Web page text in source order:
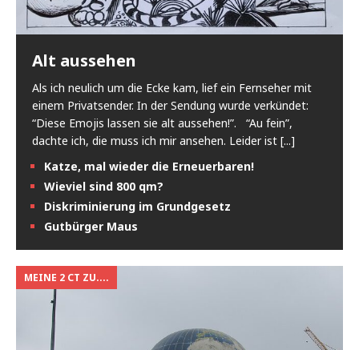
Alt aussehen
Als ich neulich um die Ecke kam, lief ein Fernseher mit
einem Privatsender. In der Sendung wurde verkündet:
“Diese Emojis lassen sie alt aussehen!”. “Au fein”,
dachte ich, die muss ich mir ansehen. Leider ist [...]
Katze, mal wieder die Erneuerbaren!
Wieviel sind 800 qm?
Diskriminierung im Grundgesetz
Gutbürger Maus
MEINE 2 CT ZU....